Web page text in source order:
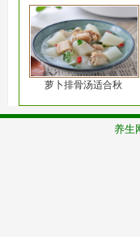
萝卜排骨汤适合秋
养生